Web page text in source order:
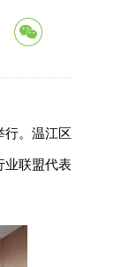
。温江区
业联盟代表